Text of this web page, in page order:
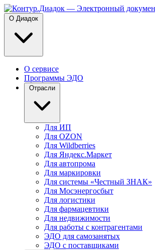
О Диадок
О сервисе
Программы ЭДО
Отрасли
Для ИП
Для OZON
Для Wildberries
Для Яндекс.Маркет
Для автопрома
Для маркировки
Для системы «Честный ЗНАК»
Для Мосэнергосбыт
Для логистики
Для фармацевтики
Для недвижимости
Для работы с контрагентами
ЭДО для самозанятых
ЭДО с поставщиками